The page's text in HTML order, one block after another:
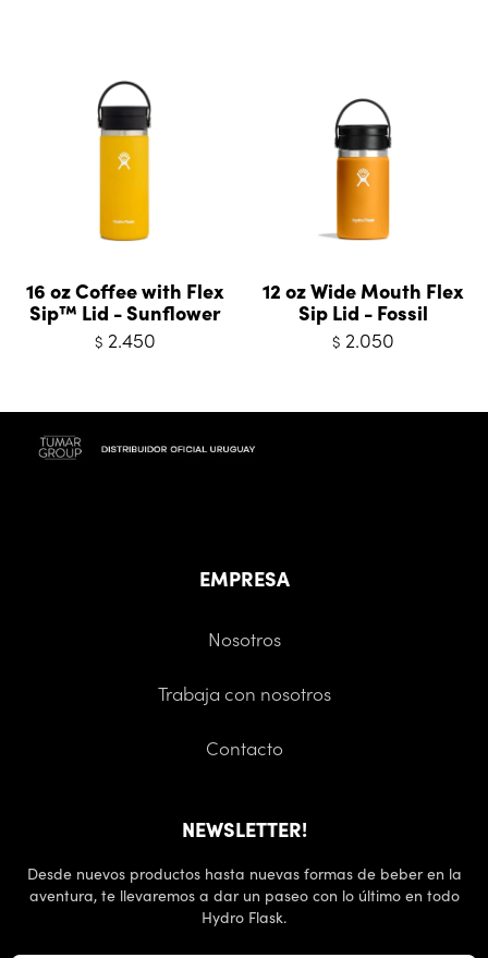
16 oz Coffee with Flex
Sip™ Lid - Sunflower
$ 2.450
12 oz Wide Mouth Flex
Sip Lid - Fossil
$ 2.050
EMPRESA
Nosotros
Trabaja con nosotros
Contacto
NEWSLETTER!
Desde nuevos productos hasta nuevas formas de beber en la
aventura, te llevaremos a dar un paseo con lo último en todo
Hydro Flask.